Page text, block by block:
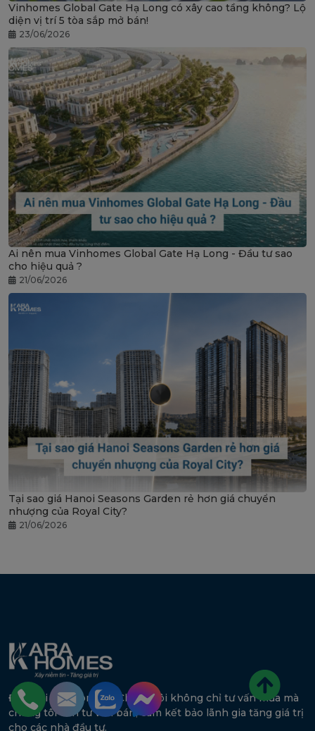
Vinhomes Global Gate Hạ Long có xây cao tầng không? Lộ
diện vị trí 5 tòa sắp mở bán!
23/06/2026
Ai nên mua Vinhomes Global Gate Hạ Long - Đầu tư sao
cho hiệu quả ?
21/06/2026
Tại sao giá Hanoi Seasons Garden rẻ hơn giá chuyển
nhượng của Royal City?
21/06/2026
Đến với Karahomes - Chúng tôi không chỉ tư vấn mua mà
chúng tôi còn tư vấn bán, cam kết bảo lãnh gia tăng giá trị
cho các nhà đầu tư.